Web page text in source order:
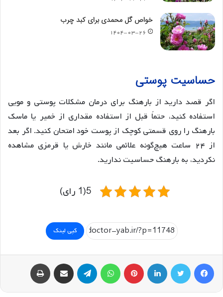
خواص گل محمدی برای کبد چرب
۱۴۰۴-۰۳-۲۶
حساسیت پوستی
اگر قصد دارید از بارهنگ برای درمان مشکلات پوستی و مویی
استفاده کنید، حتماً قبل از استفاده مقداری از خمیر یا ماسک
بارهنگ را روی قسمتی کوچک از پوست خود امتحان کنید. اگر بعد
از ۲۴ ساعت هیچ‌گونه علائمی مانند خارش یا قرمزی مشاهده
نکردید، به بارهنگ حساسیت ندارید.
5(1 رای)
کپی لینک
فیسبوک توییتر لینکداین پینتریست تلگرام اشتراک گذاری با ایمیل